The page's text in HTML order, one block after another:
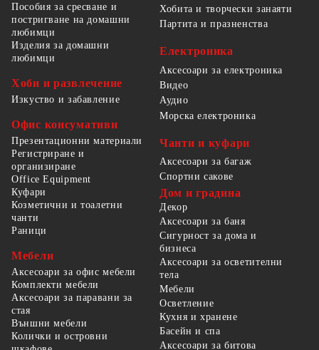
Пособия за сресване и
постригване на домашни
любимци
Изделия за домашни
любимци
Хоби и развлечение
Изкуство и забавление
Офис консумативи
Презентационни материали
Регистриране и
организиране
Office Equipment
Хобита и творчески занаяти
Партита и празненства
Електроника
Аксесоари за електроника
Видео
Аудио
Морска електроника
Чанти и куфари
Аксесоари за багаж
Спортни сакове
Куфари
Козметични и тоалетни
чанти
Раници
Мебели
Аксесоари за офис мебели
Комплекти мебели
Аксесоари за паравани за
стая
Външни мебели
Колички и островни
Дом и градина
Декор
Аксесоари за баня
Сигурност за дома и
бизнеса
Аксесоари за осветителни
тела
Мебели
Осветление
Кухня и хранене
Басейн и спа
Аксесоари за битова